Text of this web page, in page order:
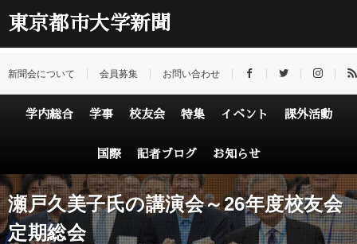
東京都市大学新聞
新聞会について 会員募集 お問い合わせ
学内総合 学事 校友会 特集 イベント 課外活動
国際 記者ブログ お知らせ
瀬戸久美子氏の講演会～26年度校友会
定期総会